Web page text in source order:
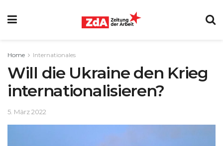
Home Internationales
Will die Ukraine den Krieg
internationalisieren?
5. März 2022